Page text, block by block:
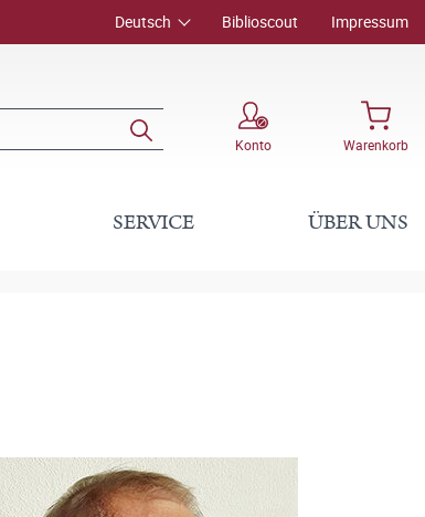
Deutsch Biblioscout Impressum
Konto Warenkorb
SERVICE ÜBER UNS